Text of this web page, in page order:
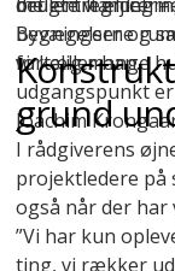
bevægelser og
fortæller han.
Bygningerne
virkelig mange
udgangspunkt
Joachim
grund
I rådgiverens
projektledere på
også når der
”Vi har kun
ting, vi rækker